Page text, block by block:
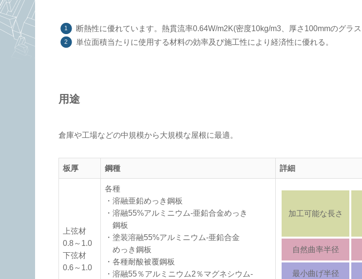
断熱性に優れています。熱貫流率0.64W/m2K(密度10kg/m3、厚さ100mmのグラ
単位面積当たりに使用する材料の効率及び施工性により経済性に優れる。
用途
倉庫や工場などの中規模から大規模な屋根に最適。
板厚 鋼種 詳細
上弦材
0.8～1.0
下弦材
0.6～1.0
各種
・溶融亜鉛めっき鋼板
・溶融55%アルミニウム-亜鉛合金めっき
鋼板
・塗装溶融55%アルミニウム-亜鉛合金
めっき鋼板
・各種耐酸被覆鋼板
・溶融55％アルミニウム2％マグネシウム-
加工可能な長さ
自然曲率半径
最小曲げ半径